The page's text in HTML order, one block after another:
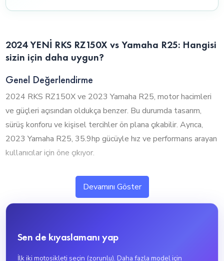
2024 YENİ RKS RZ150X vs Yamaha R25: Hangisi
sizin için daha uygun?
Genel Değerlendirme
2024 RKS RZ150X ve 2023 Yamaha R25, motor hacimleri
ve güçleri açısından oldukça benzer. Bu durumda tasarım,
sürüş konforu ve kişisel tercihler ön plana çıkabilir. Ayrıca,
2023 Yamaha R25, 35.9hp gücüyle hız ve performans arayan
kullanıcılar için öne çıkıyor.
1. Silindir Hacmi ve Performans
2024 RKS RZ150X ve 2023 Yamaha R25, neredeyse aynı
motor hacmine sahip olup benzer performans sunuyor. Bu
tercihinizde daha etkili olacaktır.
Devamını Göster
Sen de kıyaslamanı yap
İlk iki motosikleti seçin (zorunlu). Daha fazla model için